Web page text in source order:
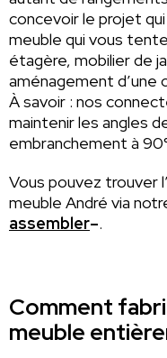
concevoir le projet
meuble qui vous
étagère, mobilier de
aménagement d’une
À savoir : nos
maintenir les angles
embranchement à
Vous pouvez trouver
meuble André via
assembler–.
Comment
meuble